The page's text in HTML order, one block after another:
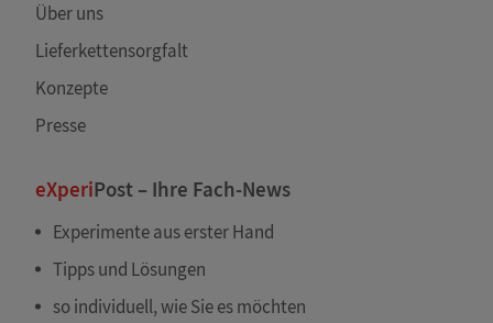
Über uns
Lieferkettensorgfalt
Konzepte
Presse
eXperiPost – Ihre Fach-News
Experimente aus erster Hand
Tipps und Lösungen
so individuell, wie Sie es möchten